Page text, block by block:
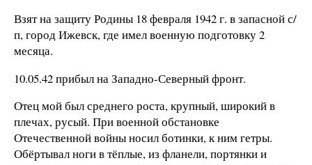
Взят на защиту Родины 18 февраля 1942 г. в запасной с/
п, город Ижевск, где имел военную подготовку 2
месяца.
10.05.42 прибыл на Западно-Северный фронт.
Отец мой был среднего роста, крупный, широкий в
плечах, русый. При военной обстановке
Отечественной войны носил ботинки, к ним гетры.
Обёртывал ноги в тёплые, из фланели, портянки и